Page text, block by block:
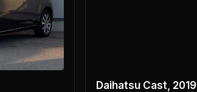
Daihatsu Cast , 2019